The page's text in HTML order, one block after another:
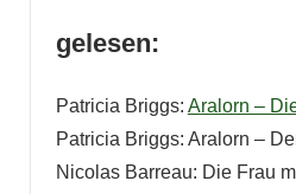
gelesen:
Patricia Briggs: Aralorn –
Patricia Briggs: Aralorn –
Nicolas Barreau: Die Frau